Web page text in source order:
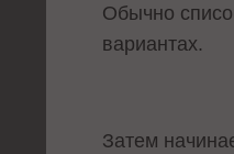
Обычно
вариантах.
Затем